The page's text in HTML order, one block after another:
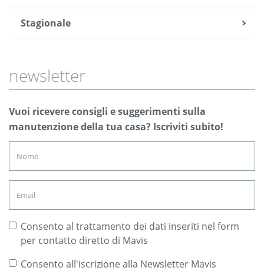
Stagionale
newsletter
Vuoi ricevere consigli e suggerimenti sulla
manutenzione della tua casa? Iscriviti subito!
Consento al trattamento dei dati inseriti nel form
per contatto diretto di Mavis
Consento all'iscrizione alla Newsletter Mavis